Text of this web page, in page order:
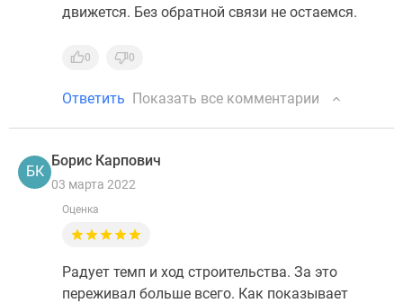
движется. Без обратной связи не остаемся.
0 0
Ответить Показать все комментарии
БК
Борис Карпович
03 марта 2022
Оценка
Радует темп и ход строительства. За это
переживал больше всего. Как показывает